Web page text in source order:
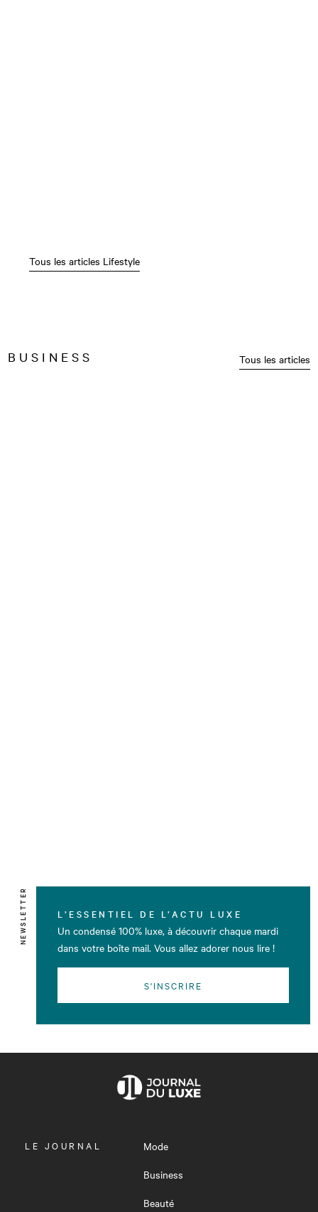
Tous les articles Lifestyle
BUSINESS Tous les articles
NEWSLETTER L’ESSENTIEL DE L’ACTU LUXE
Un condensé 100% luxe, à découvrir chaque mardi
dans votre boîte mail. Vous allez adorer nous lire !
S'INSCRIRE
OUVRIR
LE JOURNAL
Mode
Business
Beauté